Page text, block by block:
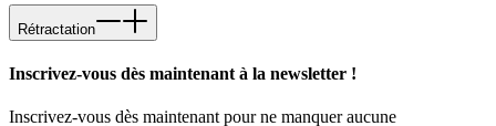
Rétractation
Inscrivez-vous dès maintenant à la newsletter !
Inscrivez-vous dès maintenant pour ne manquer aucune